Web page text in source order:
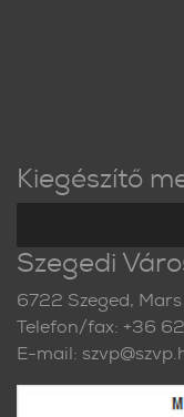
Kiegészítő
Szegedi
6722 Szeged,
Telefon/fax: +36
E-mail: